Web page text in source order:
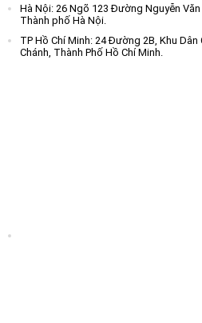
Hà Nội: 26 Ngõ 123 Đường Nguyễn Văn
Thành phố Hà Nội.
TP Hồ Chí Minh: 24 Đường 2B, Khu
Chánh, Thành Phố Hồ Chí Minh.